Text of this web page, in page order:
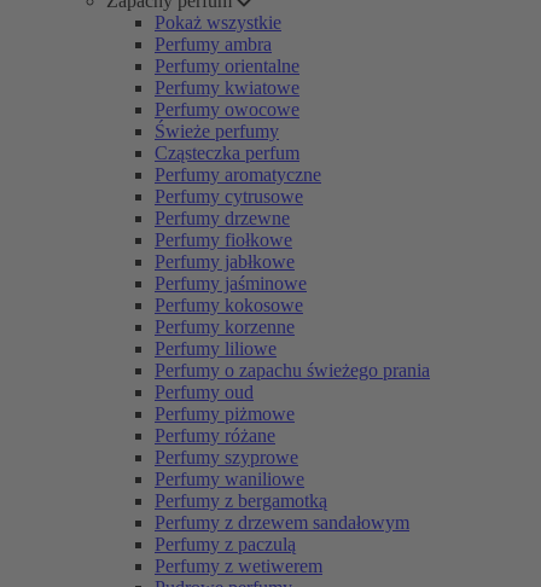
Pokaż wszystkie
Perfumy ambra
Perfumy orientalne
Perfumy kwiatowe
Perfumy owocowe
Świeże perfumy
Cząsteczka perfum
Perfumy aromatyczne
Perfumy cytrusowe
Perfumy drzewne
Perfumy fiołkowe
Perfumy jabłkowe
Perfumy jaśminowe
Perfumy kokosowe
Perfumy korzenne
Perfumy liliowe
Perfumy o zapachu świeżego prania
Perfumy oud
Perfumy piżmowe
Perfumy różane
Perfumy szyprowe
Perfumy waniliowe
Perfumy z bergamotką
Perfumy z drzewem sandałowym
Perfumy z paczulą
Perfumy z wetiwerem